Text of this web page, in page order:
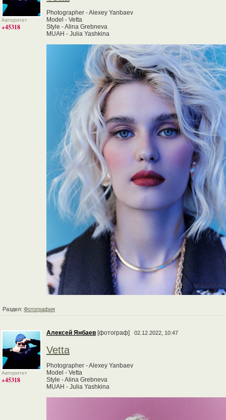
Авторитет
+45318
Photographer - Alexey Yanbaev
Model - Vetta
Style - Alina Grebneva
MUAH - Julia Yashkina
Раздел: Фотография
Авторитет
+45318
Алексей Янбаев [фотограф] 02.12.2022, 10:47
Vetta
Photographer - Alexey Yanbaev
Model - Vetta
Style - Alina Grebneva
MUAH - Julia Yashkina